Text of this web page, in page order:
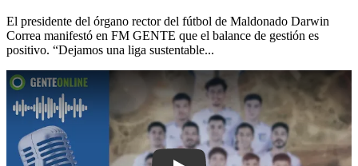
El presidente del órgano rector del fútbol de Maldonado Darwin
Correa manifestó en FM GENTE que el balance de gestión es
positivo. “Dejamos una liga sustentable...